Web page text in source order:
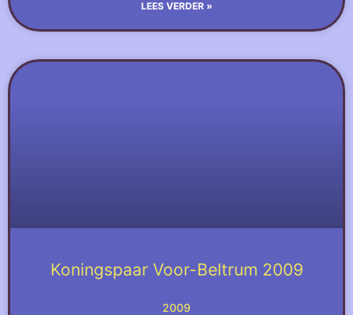
LEES VERDER »
Koningspaar Voor-Beltrum 2009
2009